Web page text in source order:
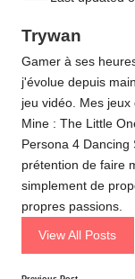
Trywan
Gamer à ses
j'évolue depuis
jeu vidéo. Mes
Mine : The Little
Persona 4 Dancing
prétention de faire
simplement de
propres passions.
View All Posts